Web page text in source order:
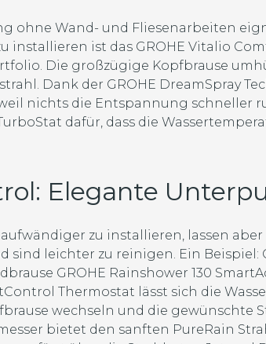
ohne Wand- und Fliesenarbeiten
installieren ist das GROHE Vitalio
Die großzügige Kopfbrause
Dank der GROHE DreamSpray
nichts die Entspannung schneller
dafür, dass die
Elegante
zu installieren, lassen
sind leichter zu reinigen. Ein Beispiel:
GROHE Rainshower 130
Thermostat lässt sich die
wechseln und die gewünschte
bietet den sanften PureRain